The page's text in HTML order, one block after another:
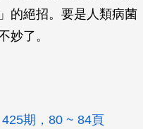
的絕招。要是人類病菌
妙了。
425期，80 ~ 84頁